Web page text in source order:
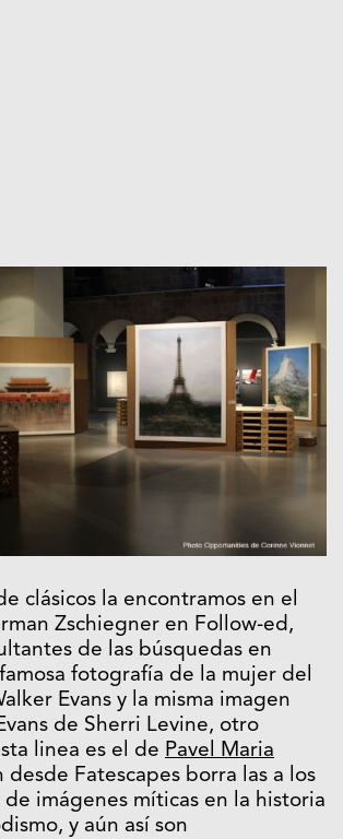
clásicos la encontramos en el
Zschiegner en Follow-ed,
de las búsquedas en
fotografía de la mujer del
Evans y la misma imagen
de Sherri Levine, otro
linea es el de Pavel Maria
desde Fatescapes borra las a los
imágenes míticas en la historia
y aún así son